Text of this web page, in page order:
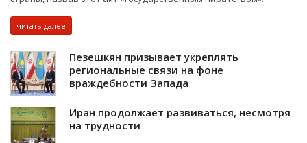
читать далее
Пезешкян призывает укреплять
региональные связи на фоне
враждебности Запада
Иран продолжает развиваться, несмотря
на трудности